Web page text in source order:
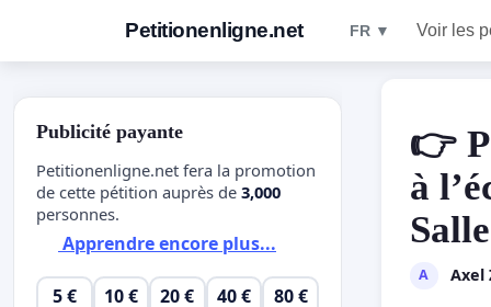
Petitionenligne.net FR ▼ Voir les
👉
à
A Axel
Publicité payante
Petitionenligne.net fera la promotion
de cette pétition auprès de 3,000
personnes.
Apprendre encore plus...
5 € 10 € 20 € 40 € 80 €